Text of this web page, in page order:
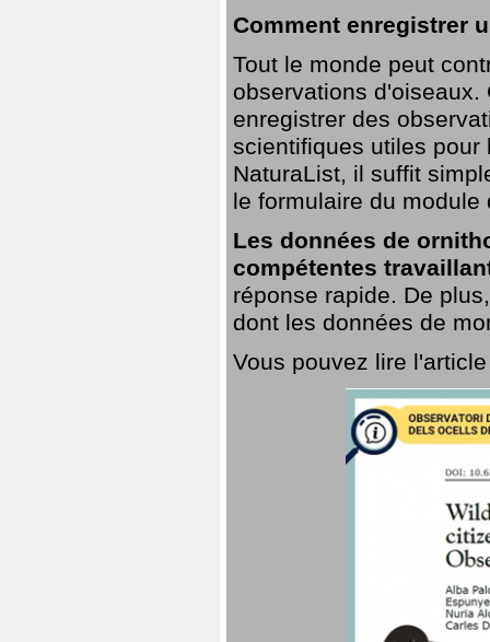
Comment enregistrer
Tout le monde peut
observations
enregistrer des
scientifiques utiles pour
NaturaList, il suffit
le formulaire du module
Les données de
compétentes
réponse rapide. De
dont les données de
Vous pouvez lire